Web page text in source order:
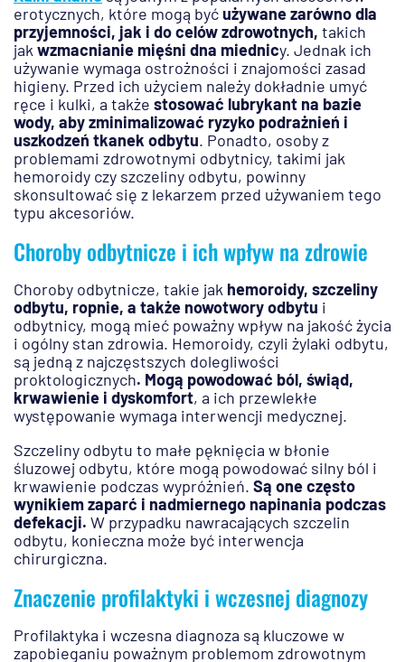
erotycznych, które mogą byćużywane zarówno dla
przyjemności, jak i do celów zdrowotnych, takich
jak wzmacnianie mięśni dna miednicy. Jednak ich
używanie wymaga ostrożności i znajomości zasad
higieny. Przed ich użyciem należy dokładnie umyć
ręce i kulki, a także stosować lubrykant na bazie
wody, aby zminimalizować ryzyko podrażnień i
uszkodzeń tkanek odbytu. Ponadto, osoby z
problemami zdrowotnymi odbytnicy, takimi jak
hemoroidy czy szczeliny odbytu, powinny
skonsultować się z lekarzem przed używaniem tego
typu akcesoriów.
Choroby odbytnicze i ich wpływ na zdrowie
Choroby odbytnicze, takie jak hemoroidy, szczeliny
odbytu, ropnie, a także nowotwory odbytu i
odbytnicy, mogą mieć poważny wpływ na jakość życia
i ogólny stan zdrowia. Hemoroidy, czyli żylaki odbytu,
są jedną z najczęstszych dolegliwości
proktologicznych. Mogą powodować ból, świąd,
krwawienie i dyskomfort, a ich przewlekłe
występowanie wymaga interwencji medycznej.
Szczeliny odbytu to małe pęknięcia w błonie
śluzowej odbytu, które mogą powodować silny ból i
krwawienie podczas wypróżnień. Są one często
wynikiem zaparć i nadmiernego napinania podczas
defekacji. W przypadku nawracających szczelin
odbytu, konieczna może być interwencja
chirurgiczna.
Znaczenie profilaktyki i wczesnej diagnozy
Profilaktyka i wczesna diagnoza są kluczowe w
zapobieganiu poważnym problemom zdrowotnym